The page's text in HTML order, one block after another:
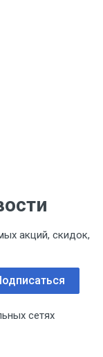
акций, скидок,
сетях